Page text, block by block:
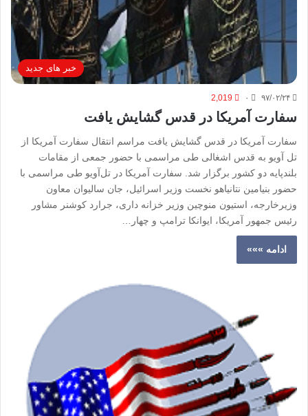
خبر های جدید
۹۷/۰۲/۲۴ ۰ 2,019
سفارت آمریکا در قدس گشایش یافت
سفارت آمریکا در قدس گشایش یافت مراسم انتقال سفارت آمریکا از
تل آویو به قدس اشغالی طی مراسمی با حضور جمعی از مقامات
بلندپایه دو کشور برگزار شد. سفارت آمریکا در تل‌آویو طی مراسمی با
حضور بنیامین نتانیاهو نخست وزیر اسرائیل، جان سالیوان معاون
وزیرخارجه، استیون منوچین وزیر خزانه داری، جرارد کوشنر مشاور
رئیس جمهور آمریکا، ایوانکا ترامپ و چهار…
ادامه »»»